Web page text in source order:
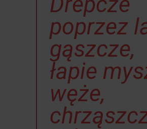
poprzez
gąszcze,
łapie
węże,